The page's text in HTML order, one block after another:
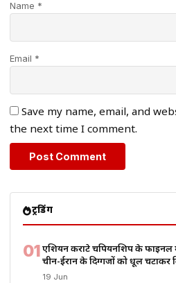
Name *
Email *
Save my name, email, and
the next time I comment.
ट्रेंडिंग
01एशियन कराटे चैंपियनशिप के फाइनल
चीन-ईरान के दिग्गजों को धूल
19 Jun